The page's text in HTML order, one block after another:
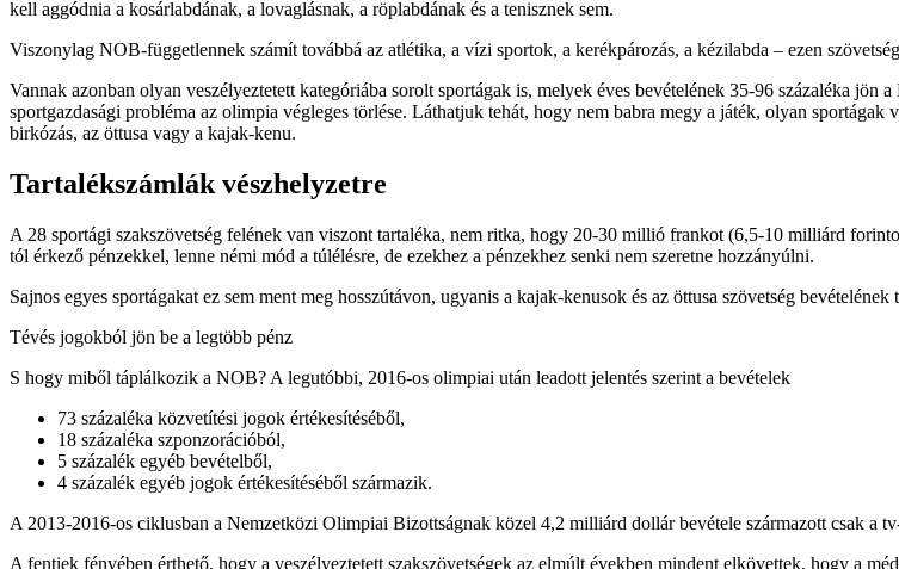
kell aggódnia a kosárlabdának, a lovaglásnak, a röplabdának és a tenisznek sem.
Viszonylag NOB-függetlennek számít továbbá az atlétika, a vízi sportok, a kerékpározás, a kézilabda – ezen
Vannak azonban olyan veszélyeztetett kategóriába sorolt sportágak is, melyek éves bevételének 35-96 százaléka
sportgazdasági probléma az olimpia végleges törlése. Láthatjuk tehát, hogy nem babra megy a játék, olyan
birkózás, az öttusa vagy a kajak-kenu.
Tartalékszámlák vészhelyzetre
A 28 sportági szakszövetség felének van viszont tartaléka, nem ritka, hogy 20-30 millió frankot (6,5-10 milliárd
tól érkező pénzekkel, lenne némi mód a túlélésre, de ezekhez a pénzekhez senki nem szeretne hozzányúlni.
Sajnos egyes sportágakat ez sem ment meg hosszútávon, ugyanis a kajak-kenusok és az öttusa szövetség
Tévés jogokból jön be a legtöbb pénz
S hogy miből táplálkozik a NOB? A legutóbbi, 2016-os olimpiai után leadott jelentés szerint a bevételek
73 százaléka közvetítési jogok értékesítéséből,
18 százaléka szponzorációból,
5 százalék egyéb bevételből,
4 százalék egyéb jogok értékesítéséből származik.
A 2013-2016-os ciklusban a Nemzetközi Olimpiai Bizottságnak közel 4,2 milliárd dollár bevétele származott csak a
A fentiek fényében érthető, hogy a veszélyeztetett szakszövetségek az elmúlt években mindent elkövettek, hogy a